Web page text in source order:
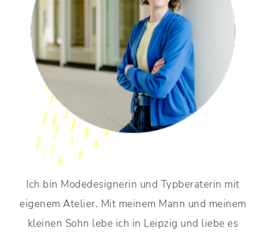
Ich bin Modedesignerin und Typberaterin mit
eigenem Atelier. Mit meinem Mann und meinem
kleinen Sohn lebe ich in Leipzig und liebe es